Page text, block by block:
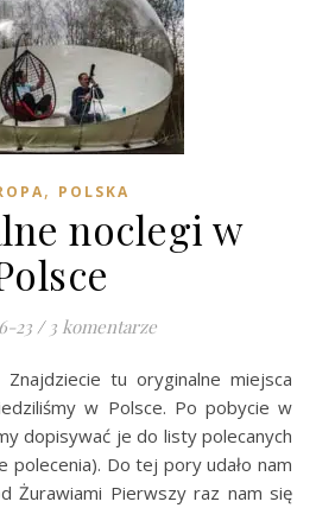
, POLSKA
noclegi w
23 / 3 komentarze
w Polsce. Po pobycie w
dopisywać je do listy polecanych
polecenia). Do tej pory udało nam
Żurawiami Pierwszy raz nam się